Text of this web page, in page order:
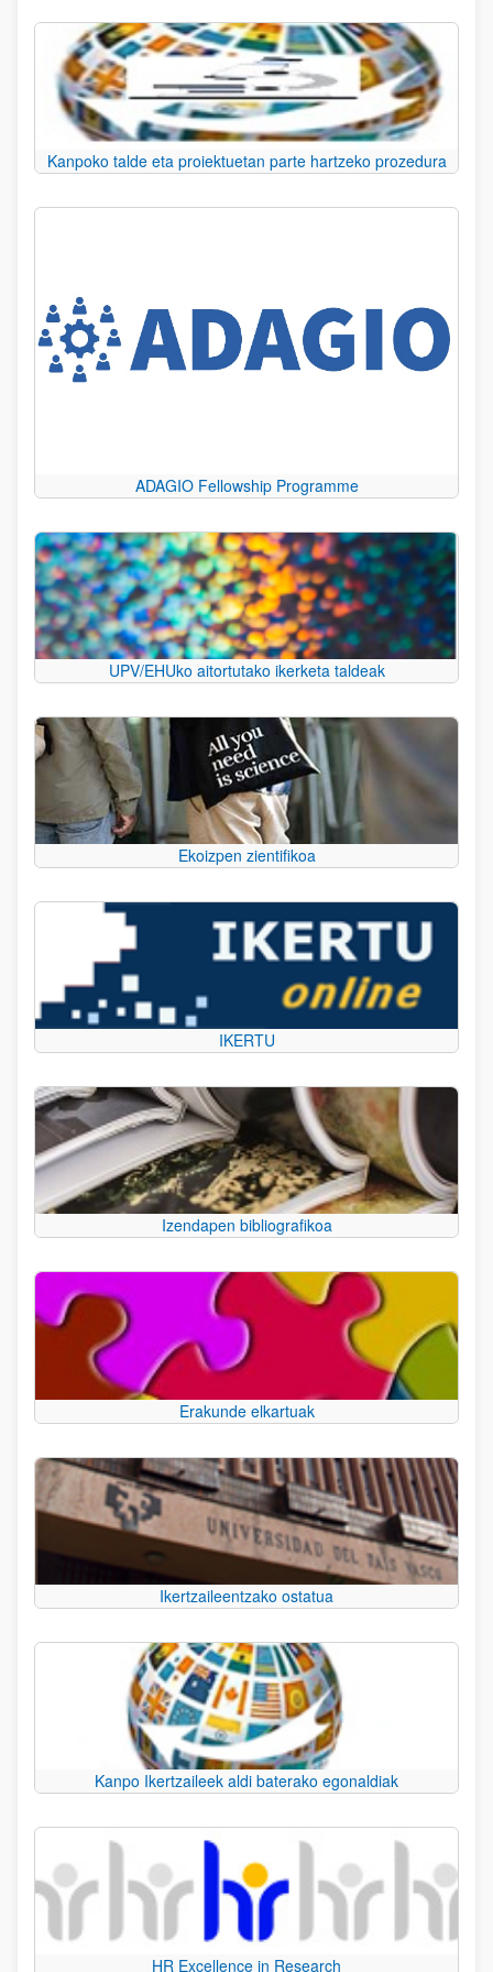
Kanpoko talde eta proiektuetan parte hartzeko prozedura
ADAGIO Fellowship Programme
UPV/EHUko aitortutako ikerketa taldeak
Ekoizpen zientifikoa
IKERTU
Izendapen bibliografikoa
Erakunde elkartuak
Ikertzaileentzako ostatua
Kanpo Ikertzaileek aldi baterako egonaldiak
HR Excellence in Research